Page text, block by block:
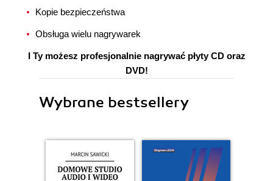
Kopie bezpieczeństwa
Obsługa wielu nagrywarek
I Ty możesz profesjonalnie nagrywać płyty CD oraz
DVD!
Wybrane bestsellery